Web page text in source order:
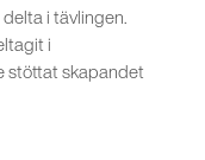
i tävlingen.
i
stöttat skapandet